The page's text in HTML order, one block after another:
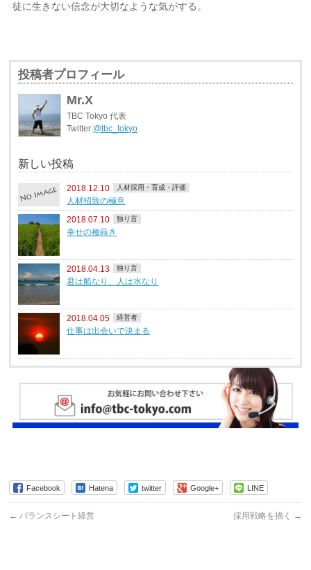
徒に生きない信念が大切なような気がする。
投稿者プロフィール
Mr.X
TBC Tokyo 代表
Twitter:@tbc_tokyo
新しい投稿
2018.12.10 人材採用・育成・評価
人材招致の極意
2018.07.10 独り言
幸せの種蒔き
2018.04.13 独り言
君は船なり、人は水なり
2018.04.05 経営者
仕事は出会いで決まる
Facebook Hatena twitter Google+ LINE
← バランスシート経営 採用戦略を描く →